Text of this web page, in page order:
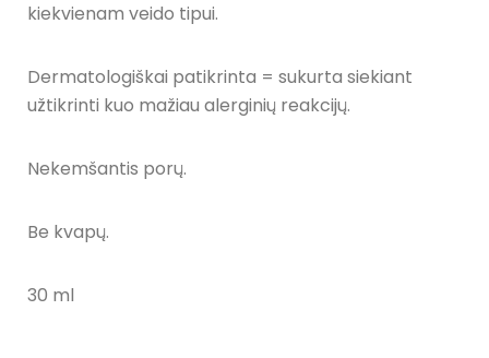
kiekvienam veido tipui.
Dermatologiškai patikrinta = sukurta siekiant
užtikrinti kuo mažiau alerginių reakcijų.
Nekemšantis porų.
Be kvapų.
30 ml